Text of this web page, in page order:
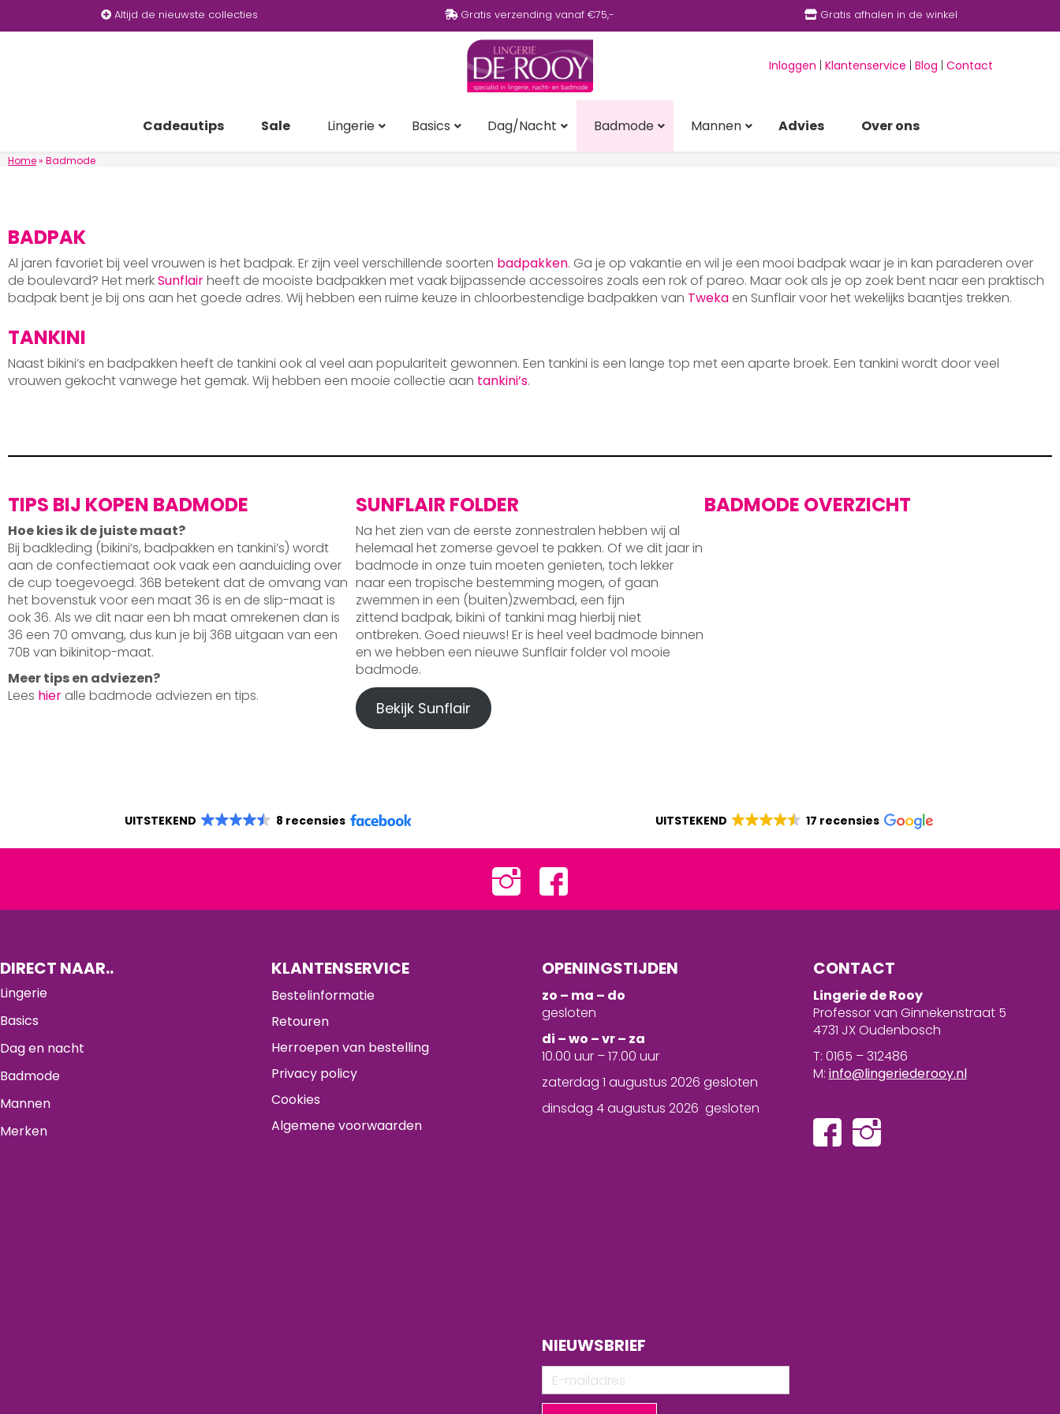
Altijd de nieuwste collecties Gratis verzending vanaf €75,- Gratis afhalen in de winkel
Inloggen Klantenservice Blog Contact
Cadeautips Sale Lingerie Basics Dag/Nacht Badmode Mannen Advies Over ons
Home» Badmode
BADPAK
Al jaren favoriet bij veel vrouwen is het badpak. Er zijn veel verschillende soorten badpakken. Ga je op vakantie en wil je een mooi badpak waar je in kan paraderen over
de boulevard? Het merkSunflairheeft de mooiste badpakken met vaak bijpassende accessoires zoals een rok of pareo. Maar ook als je op zoek bent naar een praktisch
badpak bent je bij ons aan het goede adres. Wij hebben een ruime keuze in chloorbestendige badpakken van Tweka en Sunflair voor het wekelijks baantjes trekken.
TANKINI
Naast bikini’s en badpakken heeft de tankini ook al veel aan populariteit gewonnen. Een tankini is een lange top met een aparte broek. Een tankini wordt door veel
vrouwen gekocht vanwege het gemak. Wij hebben een mooie collectie aan tankini’s.
TIPS BIJ KOPEN BADMODE
Hoe kies ik de juiste maat?
Bij badkleding (bikini’s, badpakken en tankini’s) wordt
aan de confectiemaat ook vaak een aanduiding over
de cup toegevoegd. 36B betekent dat de omvang van
het bovenstuk voor een maat 36 is en de slip-maat is
ook 36. Als we dit naar een bh maat omrekenen dan is
36 een 70 omvang, dus kun je bij 36B uitgaan van een
70B van bikinitop-maat.
Meer tips en adviezen?
Lees hier alle badmode adviezen en tips.
SUNFLAIR FOLDER
Na het zien van de eerste zonnestralen hebben wij al
helemaal het zomerse gevoel te pakken. Of we dit jaar in
badmode in onze tuin moeten genieten, toch lekker
naar een tropische bestemming mogen, of gaan
zwemmen in een (buiten)zwembad, een fijn
zittend badpak, bikini of tankini mag hierbij niet
ontbreken. Goed nieuws! Er is heel veel badmode binnen
en we hebben een nieuwe Sunflair folder vol mooie
badmode.
Bekijk Sunflair
BADMODE OVERZICHT
UITSTEKEND 8 recensies UITSTEKEND 17 recensies
DIRECT NAAR..
Lingerie
Basics
Dag en nacht
Badmode
Mannen
Merken
KLANTENSERVICE
Bestelinformatie
Retouren
Herroepen van bestelling
Privacy policy
Cookies
Algemene voorwaarden
OPENINGSTIJDEN
zo – ma – do
gesloten
di – wo – vr – za
10.00 uur – 17.00 uur
zaterdag 1 augustus 2026 gesloten
dinsdag 4 augustus 2026 gesloten
NIEUWSBRIEF
CONTACT
Lingerie de Rooy
Professor van Ginnekenstraat 5
4731 JX Oudenbosch
T: 0165 – 312486
M: info@lingeriederooy.nl